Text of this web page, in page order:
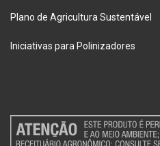
Plano de Agricultura Sustentável
Iniciativas para Polinizadores